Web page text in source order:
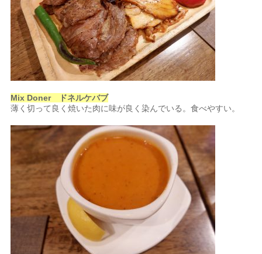
Mix Doner ドネルケバブ
薄く切って良く焼いた肉に味が良く染んでいる。食べやすい。